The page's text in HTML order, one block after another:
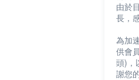
由於
長，
為加
供會
頭)，
謝您